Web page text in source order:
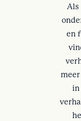
Als
en
in